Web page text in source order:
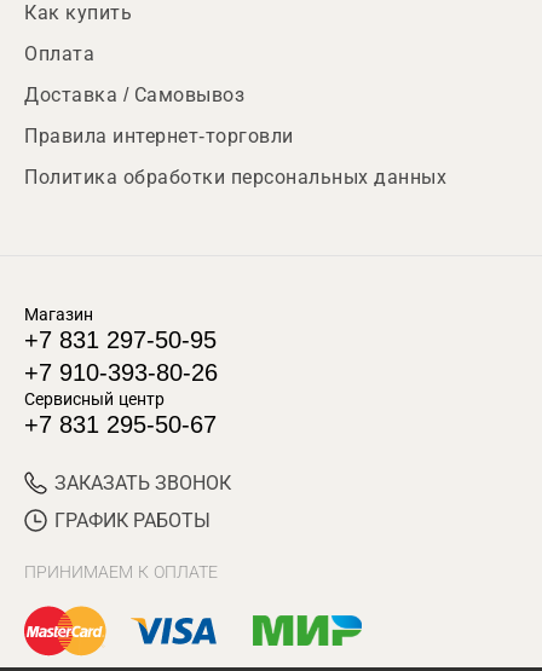
Как купить
Оплата
Доставка / Самовывоз
Правила интернет-торговли
Политика обработки персональных данных
Магазин
+7 831 297-50-95
+7 910-393-80-26
Сервисный центр
+7 831 295-50-67
ЗАКАЗАТЬ ЗВОНОК
ГРАФИК РАБОТЫ
ПРИНИМАЕМ К ОПЛАТЕ